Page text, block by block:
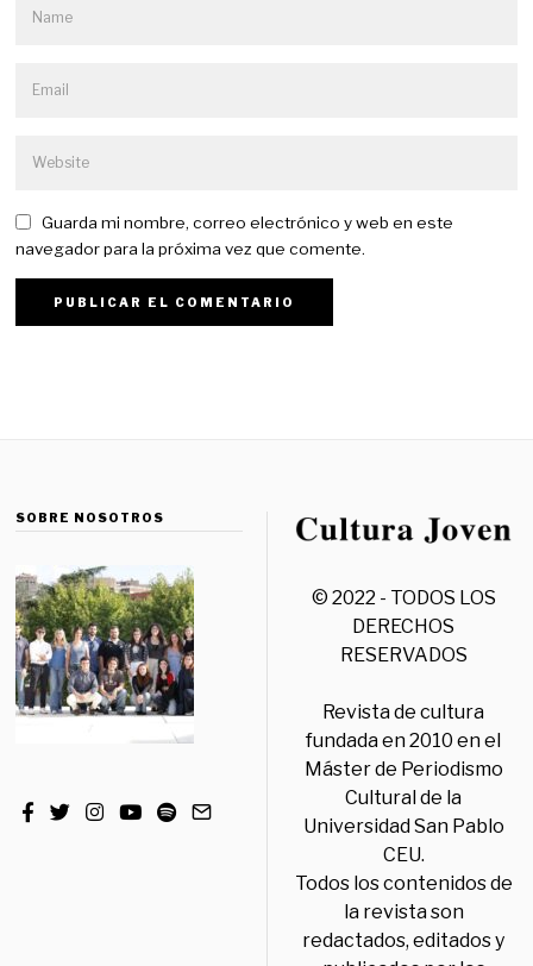
Guarda mi nombre, correo electrónico y web en este
navegador para la próxima vez que comente.
SOBRE NOSOTROS
© 2022 - TODOS LOS
DERECHOS
RESERVADOS
Revista de cultura
fundada en 2010 en el
Máster de Periodismo
Cultural de la
Universidad San Pablo
CEU.
Todos los contenidos de
la revista son
redactados, editados y